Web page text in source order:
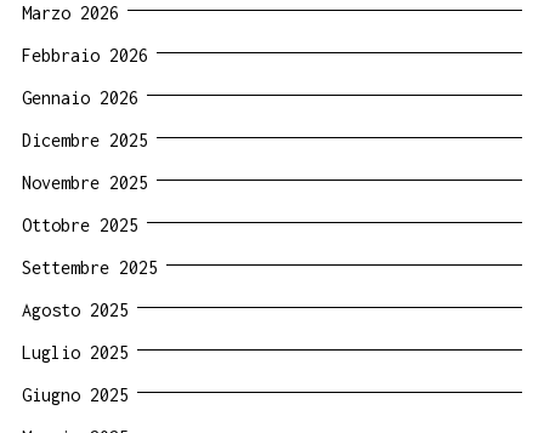
Marzo 2026
Febbraio 2026
Gennaio 2026
Dicembre 2025
Novembre 2025
Ottobre 2025
Settembre 2025
Agosto 2025
Luglio 2025
Giugno 2025